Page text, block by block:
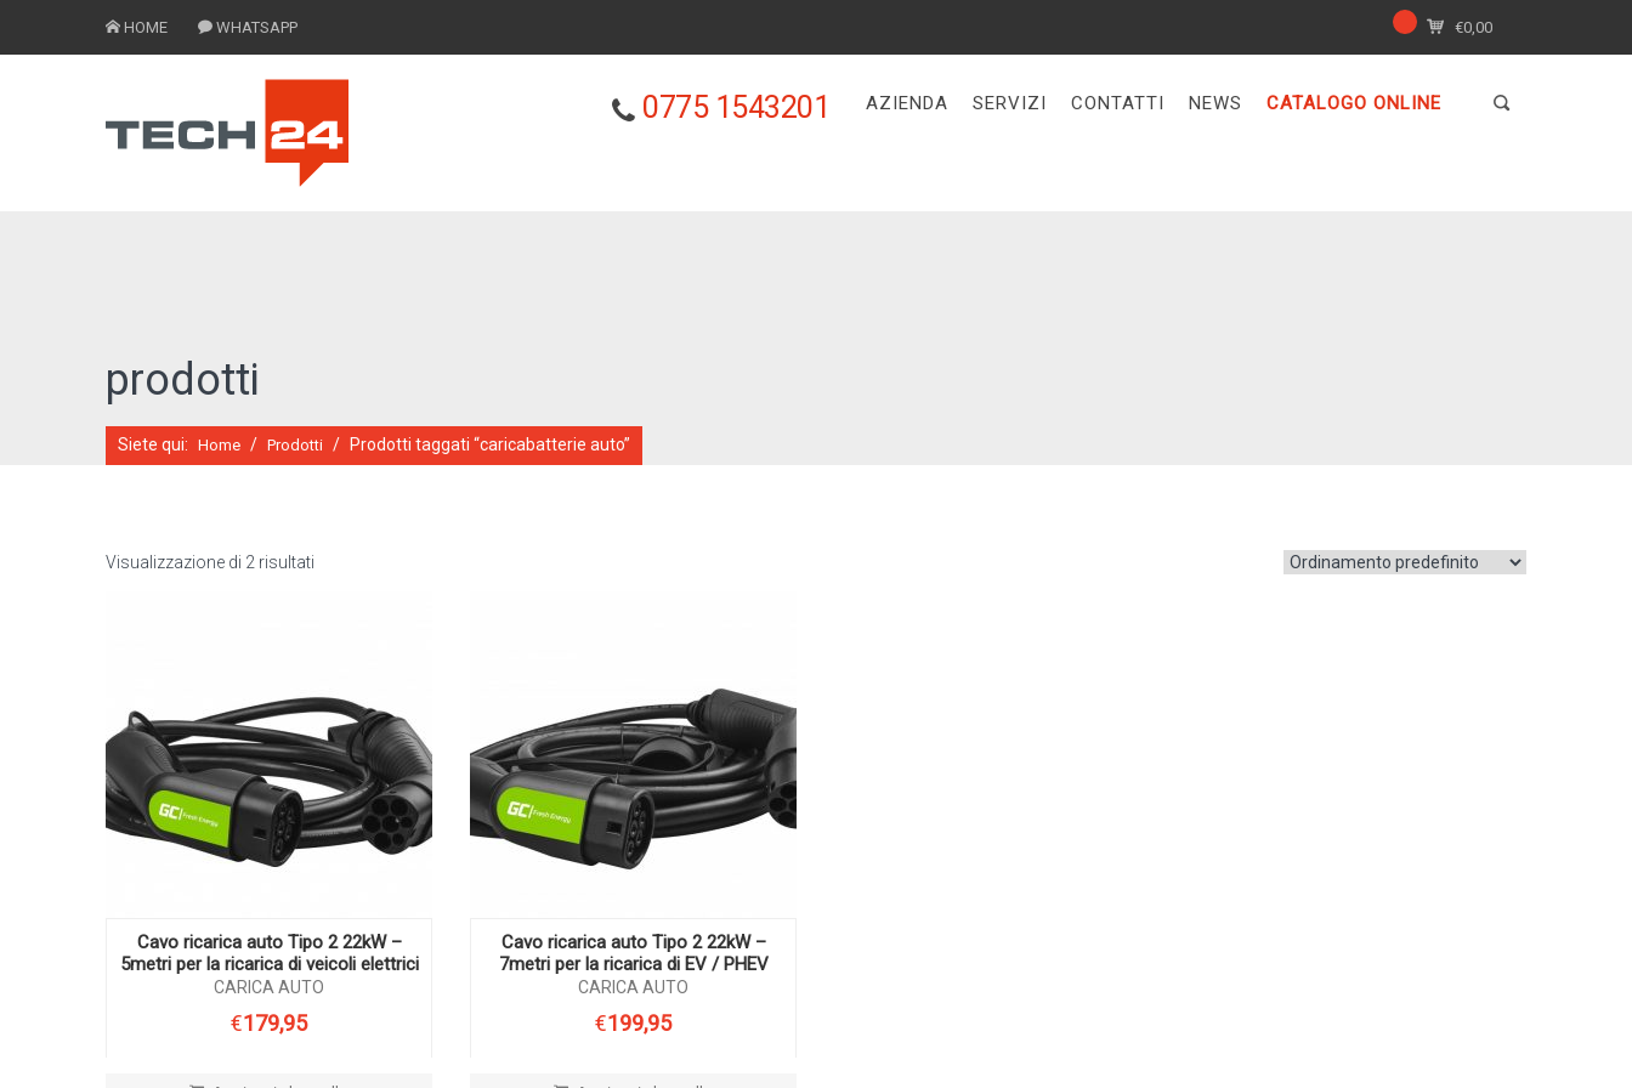
HOME WHATSAPP €0,00
0775 1543201 AZIENDA SERVIZI CONTATTI NEWS CATALOGO ONLINE
prodotti
Siete qui: Home / Prodotti / Prodotti taggati “caricabatterie auto”
Visualizzazione di 2 risultati
Cavo ricarica auto Tipo 2 22kW –
5metri per la ricarica di veicoli elettrici
CARICA AUTO
€179,95
Cavo ricarica auto Tipo 2 22kW –
7metri per la ricarica di EV / PHEV
CARICA AUTO
€199,95